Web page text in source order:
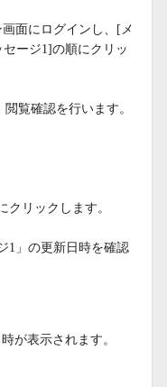
面にログインし、[メ
ージ1]の順にクリッ
覧確認を行います。
リックします。
1」の更新日時を確認
が表示されます。